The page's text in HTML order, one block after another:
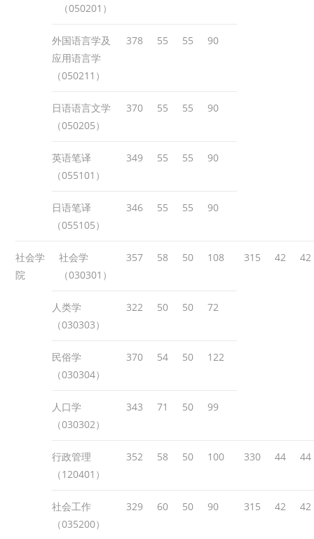
（050201）
外国语言学及
应用语言学
（050211）
378 55 55 90
日语语言文学
（050205）
370 55 55 90
英语笔译
（055101）
349 55 55 90
日语笔译
（055105）
346 55 55 90
社会学
院
社会学
（030301）
357 58 50 108 315 42 42
人类学
（030303）
322 50 50 72
民俗学
（030304）
370 54 50 122
人口学
（030302）
343 71 50 99
行政管理
（120401）
352 58 50 100 330 44 44
社会工作
（035200）
329 60 50 90 315 42 42